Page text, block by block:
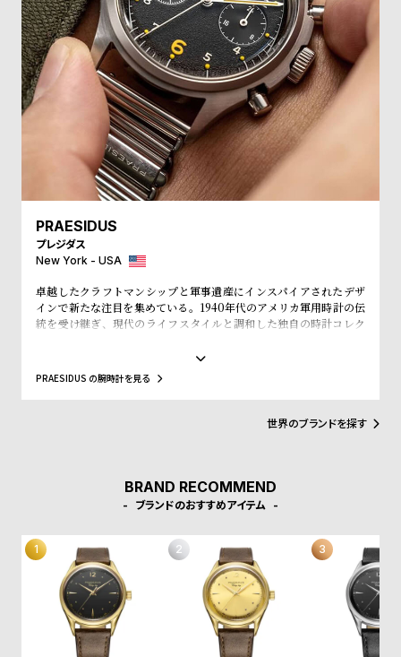
w
s
o
u
t
B
l
S
h
i
ピつ
PRAESIDUS
プレジダス
New York - USA
卓越したクラフトマンシップと軍事遺産にインスパイアされたデザ
インで新たな注目を集めている。1940年代のアメリカ軍用時計の伝
統を受け継ぎ、現代のライフスタイルと調和した独自の時計コレク
のアメリカ軍用時計の厳しい環境下での使用に耐えた軍用時計の堅
牢さと精度に魅了され、その設計哲学を現代に伝えるべく、ブラン
ドを立ち上げた。ヴィンテージ風のデザインを最新の時計製造技術
と融合させ、クラシックなミリタリースタイルを現代的に再解釈し
ている。各モデルには、歴史的な軍用時計の要素が取り入れられ、
に取り組んでおり、腕時計の販売の一部を退役軍人支援や軍事遺産
の保存活動に寄付することで、ブランドの時計を購入することがコ
みを通じて、エンドユーザーに対して、単なる時計ブランドを超え
た存在であることを示している。未来への展望「プレジダス」は、
過去の伝統を尊重しながらも、未来を見据えた製品開発を進めてい
PRAESIDUS の腕時計を見る
世界のブランドを探す
BRAND RECOMMEND
ブランドのおすすめアイテム